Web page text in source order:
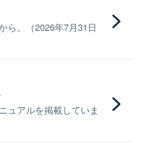
ら。（2026年7月31日
ュアルを掲載していま